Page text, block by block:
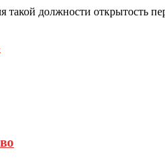
должности открытость